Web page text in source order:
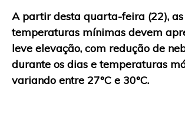
A partir desta quarta-feira (22), as
temperaturas mínimas devem
leve elevação, com redução de
durante os dias e temperaturas
variando entre 27°C e 30°C.